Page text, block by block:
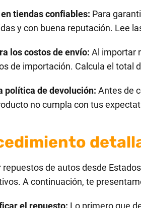
tiendas confiables: Para
y con buena reputación. Lee
los costos de envío: Al importar
de importación. Calcula el total
política de devolución: Antes de
no cumpla con tus
de autos desde
A continuación, te
el repuesto: Lo primero que